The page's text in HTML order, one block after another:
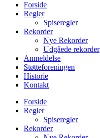
Forside
Regler
Spiseregler
Rekorder
Nye Rekorder
Udgåede rekorder
Anmeldelse
Støtteforeningen
Historie
Kontakt
Forside
Regler
Spiseregler
Rekorder